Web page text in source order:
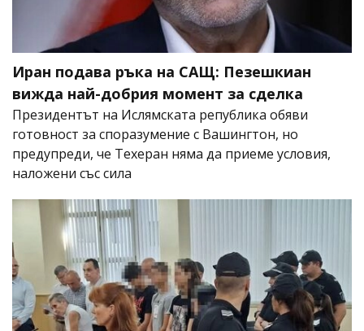
Иран подава ръка на САЩ: Пезешкиан
вижда най-добрия момент за сделка
Президентът на Ислямската република обяви
готовност за споразумение с Вашингтон, но
предупреди, че Техеран няма да приеме условия,
наложени със сила